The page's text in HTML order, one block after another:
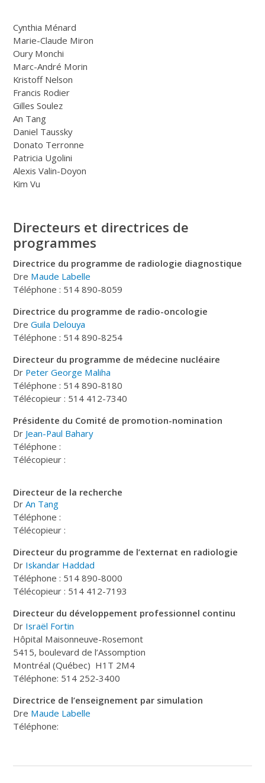
Cynthia Ménard
Marie-Claude Miron
Oury Monchi
Marc-André Morin
Kristoff Nelson
Francis Rodier
Gilles Soulez
An Tang
Daniel Taussky
Donato Terronne
Patricia Ugolini
Alexis Valin-Doyon
Kim Vu
Directeurs et directrices de
programmes
Directrice du programme de radiologie diagnostique
Dre Maude Labelle
Téléphone : 514 890-8059
Directrice du programme de radio-oncologie
DreGuila Delouya
Téléphone : 514 890-8254
Directeur du programme de médecine nucléaire
Dr Peter George Maliha
Téléphone : 514 890-8180
Télécopieur : 514 412-7340
Présidente du Comité de promotion-nomination
Dr Jean-Paul Bahary
Téléphone :
Télécopieur :
Directeur de la recherche
DrAn Tang
Téléphone :
Télécopieur :
Directeur du programme de l’externat en radiologie
Dr Iskandar Haddad
Téléphone : 514 890-8000
Télécopieur : 514 412-7193
Directeur du développement professionnel continu
Dr Israël Fortin
Hôpital Maisonneuve-Rosemont
5415, boulevard de l’Assomption
Montréal (Québec) H1T 2M4
Téléphone: 514 252-3400
Directrice de l’enseignement par simulation
Dre Maude Labelle
Téléphone: